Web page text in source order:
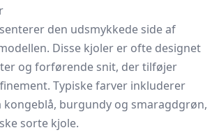
den udsmykkede side af
Disse kjoler er ofte designet
og forførende snit, der tilføjer
Typiske farver inkluderer
kongeblå, burgundy og smaragdgrøn,
sorte kjole.